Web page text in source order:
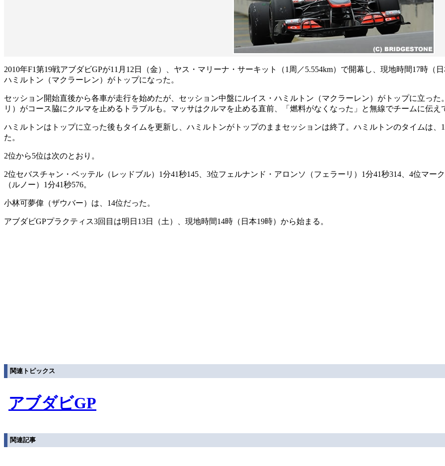
2010年F1第19戦アブダビGPが11月12日（金）、ヤス・マリーナ・サーキット（1周／5.554km）で開幕し、現地時間17時（
ハミルトン（マクラーレン）がトップになった。
セッション開始直後から各車が走行を始めたが、セッション中盤にルイス・ハミルトン（マクラーレン）がトップに立っ
リ）がコース脇にクルマを止めるトラブルも。マッサはクルマを止める直前、「燃料がなくなった」と無線でチームに伝え
ハミルトンはトップに立った後もタイムを更新し、ハミルトンがトップのままセッションは終了。ハミルトンのタイムは、
た。
2位から5位は次のとおり。
2位セバスチャン・ベッテル（レッドブル）1分41秒145、3位フェルナンド・アロンソ（フェラーリ）1分41秒314、4位マー
（ルノー）1分41秒576。
小林可夢偉（ザウバー）は、14位だった。
アブダビGPプラクティス3回目は明日13日（土）、現地時間14時（日本19時）から始まる。
関連トピックス
アブダビGP
関連記事